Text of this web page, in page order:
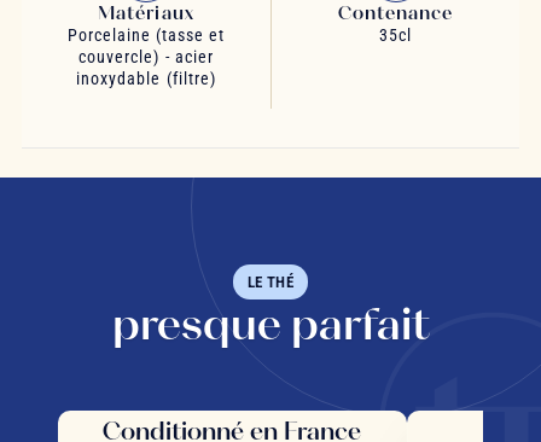
Matériaux
Porcelaine (tasse et
couvercle) - acier
inoxydable (filtre)
Contenance
35cl
LE THÉ
presque parfait
Conditionné en France